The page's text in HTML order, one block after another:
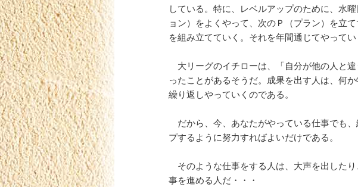
している。特に、レベルアップのために、水
ョン）をよくやって、次のＰ（プラン）を立
を組み立てていく。それを年間通じてやってい
大リーグのイチローは、「自分が他の人と
ったことがあるそうだ。成果を出す人は、何
繰り返しやっていくのである。
だから、今、あなたがやっている仕事でも
プするように努力すればよいだけである。
そのような仕事をする人は、大声を出した
事を進める人だ・・・